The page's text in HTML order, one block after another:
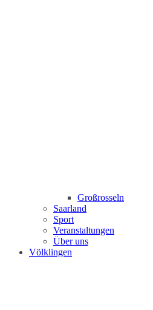
Großrosseln
Saarland
Sport
Veranstaltungen
Über uns
Völklingen